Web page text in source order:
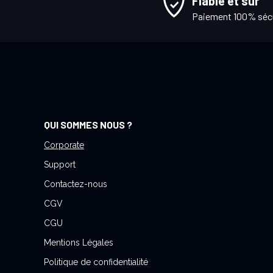
t
i
Paiement 100%
QUI SOMMES NOUS ?
Corporate
Support
Contactez-nous
CGV
CGU
Mentions Légales
Politique de confidentialité